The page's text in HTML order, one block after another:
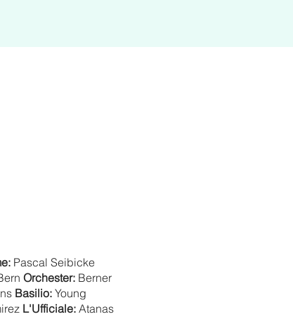
Pascal Seibicke
Orchester: Berner
Basilio: Young
L'Ufficiale:Atanas